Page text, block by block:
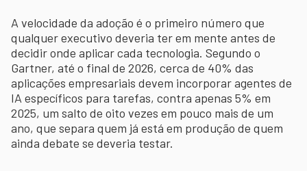
A velocidade da adoção é o primeiro número que
qualquer executivo deveria ter em mente antes de
decidir onde aplicar cada tecnologia. Segundo o
Gartner, até o final de 2026, cerca de 40% das
aplicações empresariais devem incorporar agentes de
IA específicos para tarefas, contra apenas 5% em
2025, um salto de oito vezes em pouco mais de um
ano, que separa quem já está em produção de quem
ainda debate se deveria testar.